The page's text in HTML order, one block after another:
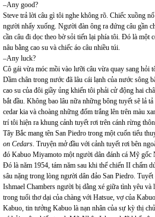
–Any good?
Steve trả lời câu gì tôi nghe không rõ. Chiếc xuồng
người nhẩy xuống. Người đàn ông ra đứng câu gần
cần câu đi dọc theo bờ sỏi tiến lại phía tôi. Đó là một
nâu bằng cao su và chiếc áo câu nhiều túi.
–Any luck?
Cô gái vừa móc mồi vào lưỡi câu vừa quay sang hỏi
Dầm chân trong nước đã lâu cái lạnh của nước sông
cao su của đôi giầy ủng khiến tôi phải cử động hai
bắt đầu. Không bao lâu nữa những bông tuyết sẽ lả
cedar kia và choàng những đốm trắng lên trên màu
trí tôi hiện ra khung cảnh tuyết rơi trên cánh rừng
Tây Bắc mang tên San Piedro trong một cuốn tiểu
on Cedars. Truyện mở đầu với cảnh tuyết rơi bên
đó Kabuo Miyamoto một người dân đánh cá Mỹ gốc
Đó là năm 1954, tám năm sau khi thế chiến II chấm
sâu nặng trong lòng người dân đảo San Piedro.
Ishmael Chambers người bị dằng xé giữa tình yêu và
trong tuổi thơ dại của chàng với Hatsue, vợ của
Kabuo, tin tưởng Kabuo là nạn nhân của sự kỳ thị